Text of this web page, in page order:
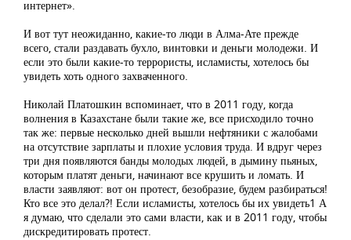
интернет».
И вот тут неожиданно, какие-то люди в Алма-Ате прежде
всего, стали раздавать бухло, винтовки и деньги молодежи. И
если это были какие-то террористы, исламисты, хотелось бы
увидеть хоть одного захваченного.
Николай Платошкин вспоминает, что в 2011 году, когда
волнения в Казахстане были такие же, все присходило точно
так же: первые несколько дней вышли нефтяники с жалобами
на отсутствие зарплаты и плохие условия труда. И вдруг через
три дня появляются банды молодых людей, в дымину пьяных,
которым платят деньги, начинают все крушить и ломать. И
власти заявляют: вот он протест, безобразие, будем разбираться!
Кто все это делал?! Если исламисты, хотелось бы их увидеть1 А
я думаю, что сделали это сами власти, как и в 2011 году, чтобы
дискредитировать протест.